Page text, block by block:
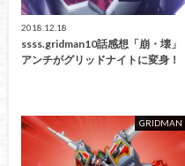
2018.12.18
ssss.gridman10話感想「崩・壊」
アンチがグリッドナイトに変身！
GRIDMAN